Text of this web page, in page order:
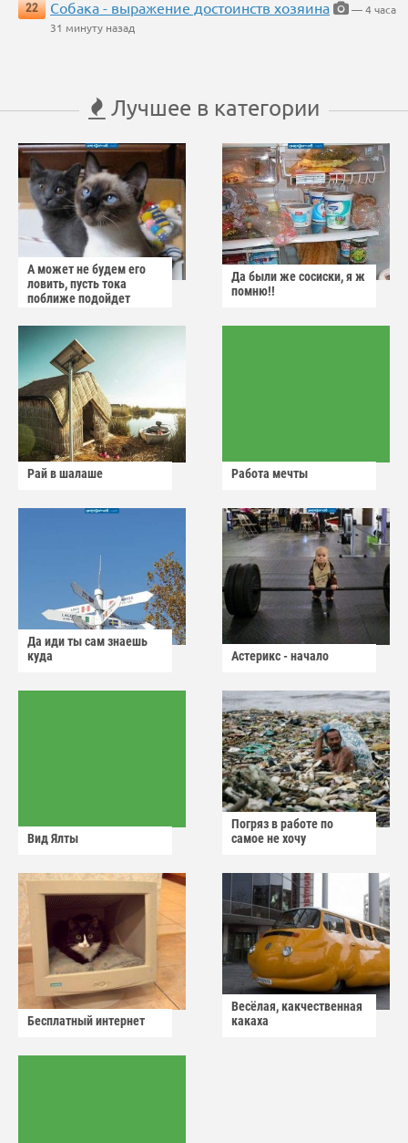
22
Собака - выражение достоинств хозяина
— 4 часа
31 минуту назад
Лучшее в категории
А может не будем его
ловить, пусть тока
поближе подойдет
Да были же сосиски, я ж
помню!!
Рай в шалаше Работа мечты
Да иди ты сам знаешь
куда
Астерикс - начало
Вид Ялты
Погряз в работе по
самое не хочу
Бесплатный интернет
Весёлая, какчественная
какаха